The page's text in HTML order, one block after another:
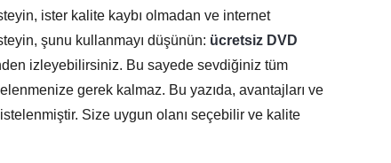
ister kalite kaybı olmadan ve internet
şunu kullanmayı düşünün: ücretsiz DVD
izleyebilirsiniz. Bu sayede sevdiğiniz tüm
gerek kalmaz. Bu yazıda, avantajları ve
Size uygun olanı seçebilir ve kalite